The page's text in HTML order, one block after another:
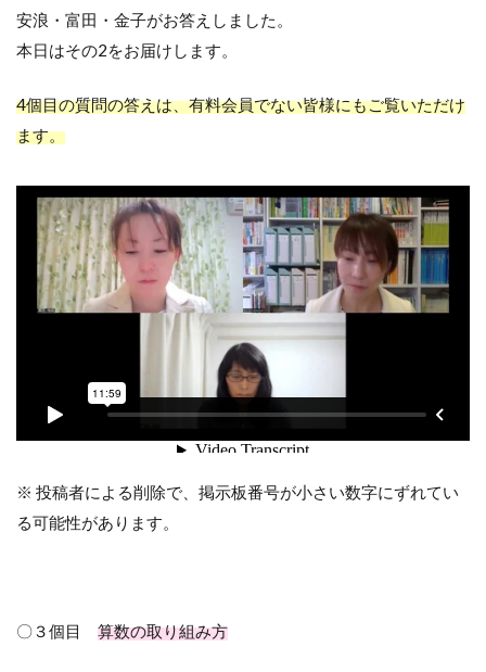
安浪・富田・金子がお答えしました。
本日はその2をお届けします。
4個目の質問の答えは、有料会員でない皆様にもご覧いただけ
ます。
※ 投稿者による削除で、掲示板番号が小さい数字にずれてい
る可能性があります。
〇３個目 算数の取り組み方